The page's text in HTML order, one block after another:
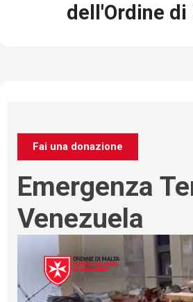
dell'Ordine di
Emergenza
Venezuela
Fai una donazione